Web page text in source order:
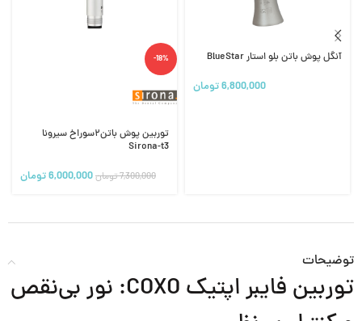
آنگل پوش باتن بلو استار BlueStar
6,800,000تومان
-18%
توربین پوش باتن۲سوراخ سیرونا
Sirona-t3
7,300,000تومان6,000,000تومان
توضیحات
توربین فایبر اپتیک COXO: نور بی‌نقص